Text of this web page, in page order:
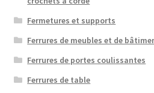
Fermetures et supports
Ferrures de meubles et de
Ferrures de portes coulissantes
Ferrures de table